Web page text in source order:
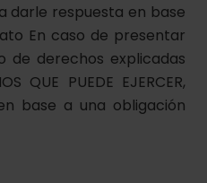
darle respuesta en base
En caso de presentar
de derechos explicadas
QUE PUEDE EJERCER,
base a una obligación